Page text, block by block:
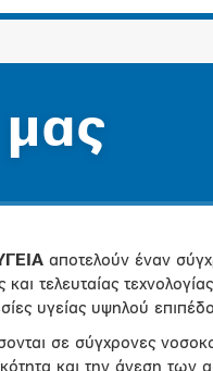
αποτελούν έναν
και τελευταίας
υγείας υψηλού
σε σύγχρονες